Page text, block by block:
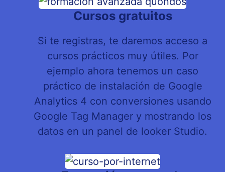
Cursos gratuitos
Si te registras, te daremos acceso a
cursos prácticos muy útiles. Por
ejemplo ahora tenemos un caso
práctico de instalación de Google
Analytics 4 con conversiones usando
Google Tag Manager y mostrando los
datos en un panel de looker Studio.